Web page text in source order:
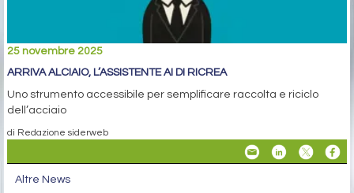
25 novembre 2025
ARRIVA ALCIAIO, L’ASSISTENTE AI DI RICREA
Uno strumento accessibile per semplificare raccolta e riciclo
dell’acciaio
di Redazione siderweb
Altre News